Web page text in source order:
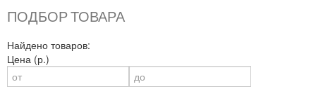
ПОДБОР ТОВАРА
Найдено товаров:
Цена (р.)